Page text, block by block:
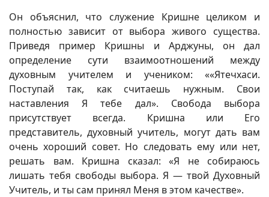
Он объяснил, что служение Кришне целиком и
полностью зависит от выбора живого существа.
Приведя пример Кришны и Арджуны, он дал
определение сути взаимоотношений между
духовным учителем и учеником: ««Ятечхаси.
Поступай так, как считаешь нужным. Свои
наставления Я тебе дал». Свобода выбора
присутствует всегда. Кришна или Его
представитель, духовный учитель, могут дать вам
очень хороший совет. Но следовать ему или нет,
решать вам. Кришна сказал: «Я не собираюсь
лишать тебя свободы выбора. Я — твой Духовный
Учитель, и ты сам принял Меня в этом качестве».